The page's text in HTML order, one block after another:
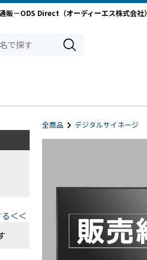
－ODS Direct（オーディーエス株式会社）
全商品 デジタルサイネージ
＜＜